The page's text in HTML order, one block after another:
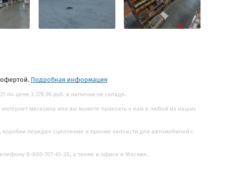
Подробная информация
по цене 3 378.96 руб. в наличии на складе.
магазина или вы можете приехать к нам в любой из наших
передач сцепление и прочие запчасти для автомобилей с
8-800-707-61-20, а также в офисе в Москве.